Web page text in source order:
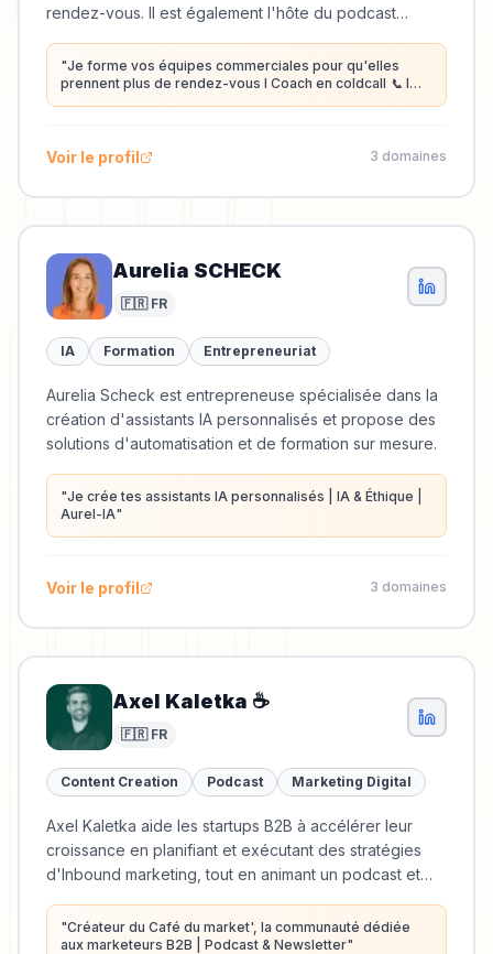
rendez-vous. Il est également l'hôte du podcast
"Je forme vos équipes commerciales pour qu'elles
prennent plus de rendez-vous I Coach en coldcall 📞 I
Voir le profil 3 domaines
Aurelia SCHECK
🇫🇷 FR
IA Formation Entrepreneuriat
Aurelia Scheck est entrepreneuse spécialisée dans la
création d'assistants IA personnalisés et propose des
solutions d'automatisation et de formation sur mesure.
"Je crée tes assistants IA personnalisés | IA & Éthique |
Aurel-IA"
Voir le profil 3 domaines
Axel Kaletka ☕
🇫🇷 FR
Content Creation Podcast Marketing Digital
Axel Kaletka aide les startups B2B à accélérer leur
croissance en planifiant et exécutant des stratégies
d'Inbound marketing, tout en animant un podcast et
"Créateur du Café du market', la communauté dédiée
aux marketeurs B2B | Podcast & Newsletter"